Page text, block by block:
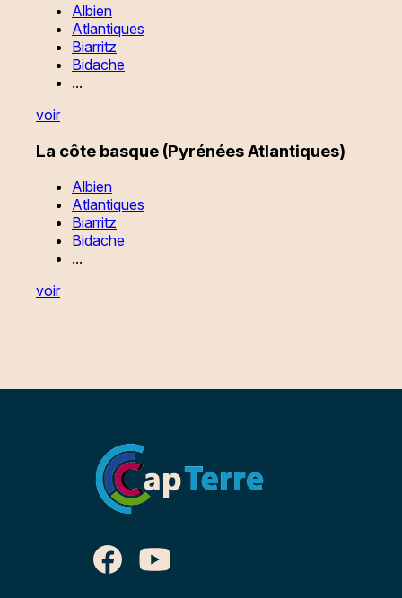
Albien
Atlantiques
Biarritz
Bidache
...
voir
La côte basque (Pyrénées Atlantiques)
Albien
Atlantiques
Biarritz
Bidache
...
voir